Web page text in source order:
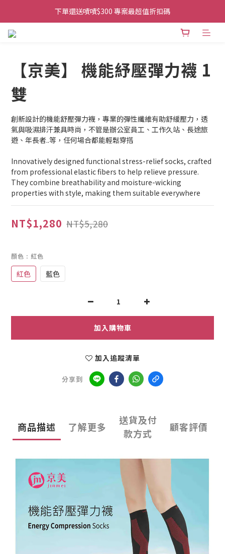
👉首次加入官方line送$200折價卷👈
下單還送嘖嘖$300 專案最超值折扣碼
【京美】 機能紓壓彈力襪 1
雙
創新設計的機能舒壓彈力襪，專業的彈性纖維有助舒緩壓力，透
氣與吸濕排汗兼具時尚，不管是辦公室員工、工作久站、長途旅
遊、年長者..等，任何場合都能輕鬆穿搭
Innovatively designed functional stress-relief socks, crafted
from professional elastic fibers to help relieve pressure.
They combine breathability and moisture-wicking
properties with style, making them suitable everywhere
NT$1,280 NT$5,280
顏色 : 紅色
紅色 藍色
加入購物車
加入追蹤清單
分享到
商品描述 了解更多
送貨及付
款方式
顧客評價